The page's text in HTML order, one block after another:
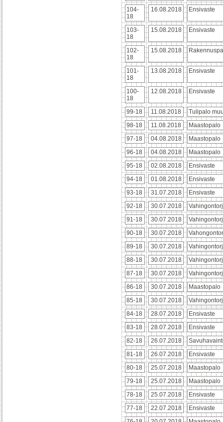
104-
18
16.08.2018 Ensivaste
103-
18
15.08.2018 Ensivaste
102-
18
15.08.2018
101-
18
13.08.2018 Ensivaste
100-
18
12.08.2018 Ensivaste
99-18 11.08.2018
Tulipalo
98-18
11.08.2018
Maastopalo
97-18
04.08.2018
Maastopalo
96-18
04.08.2018
Maastopalo
95-18
02.08.2018
Ensivaste
94-18
01.08.2018
Ensivaste
93-18
31.07.2018
Ensivaste
92-18
30.07.2018
91-18
30.07.2018
90-18
30.07.2018
89-18
30.07.2018
88-18
30.07.2018
87-18
30.07.2018
86-18
30.07.2018
Maastopalo
85-18
30.07.2018
84-18
28.07.2018
Ensivaste
83-18
28.07.2018
Ensivaste
82-18
26.07.2018
81-18
26.07.2018
Ensivaste
80-18
25.07.2018
Maastopalo
79-18
25.07.2018
Maastopalo
78-18
25.07.2018
Ensivaste
77-18
22.07.2018
Ensivaste